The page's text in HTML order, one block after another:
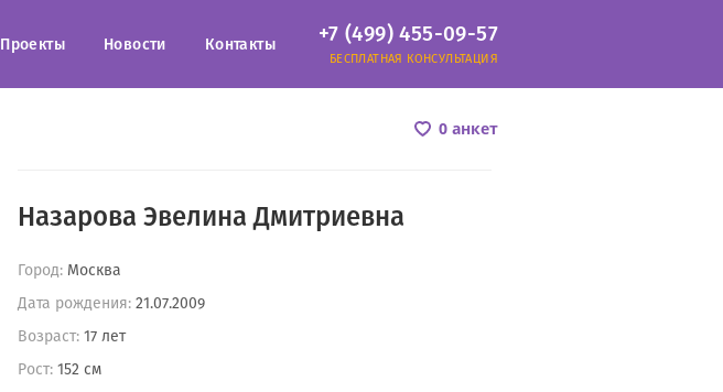
Проекты Новости Контакты +7 (499) 455-09-57
БЕСПЛАТНАЯ КОНСУЛЬТАЦИЯ
0 анкет
Назарова Эвелина Дмитриевна
Город: Москва
Дата рождения: 21.07.2009
Возраст: 17 лет
Рост: 152 см